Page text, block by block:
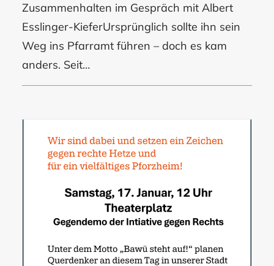
Zusammenhalten im Gespräch mit Albert
Esslinger-KieferUrsprünglich sollte ihn sein
Weg ins Pfarramt führen – doch es kam
anders. Seit…